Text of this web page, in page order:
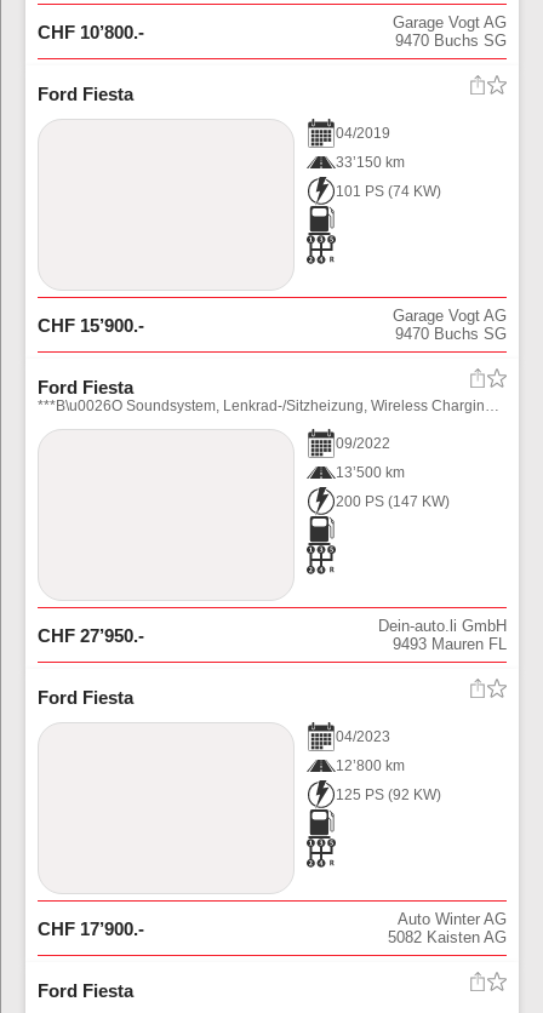
CHF 10’800.-
Garage Vogt AG
9470 Buchs SG
Ford Fiesta
04/2019
33’150 km
101 PS (74 KW)
CHF 15’900.-
Garage Vogt AG
9470 Buchs SG
Ford Fiesta
***B\u0026O Soundsystem, Lenkrad-/Sitzheizung, Wireless Charging, Navi, RF-Kamera, Keyless, LED...***
09/2022
13’500 km
200 PS (147 KW)
CHF 27’950.-
Dein-auto.li GmbH
9493 Mauren FL
Ford Fiesta
04/2023
12’800 km
125 PS (92 KW)
CHF 17’900.-
Auto Winter AG
5082 Kaisten AG
Ford Fiesta